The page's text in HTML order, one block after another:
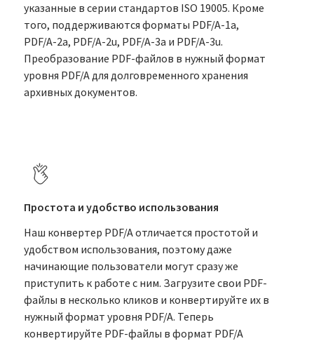
указанные в серии стандартов ISO 19005. Кроме
того, поддерживаются форматы PDF/A-1a,
PDF/A-2a, PDF/A-2u, PDF/A-3a и PDF/A-3u.
Преобразование PDF-файлов в нужный формат
уровня PDF/A для долговременного хранения
архивных документов.
Простота и удобство использования
Наш конвертер PDF/A отличается простотой и
удобством использования, поэтому даже
начинающие пользователи могут сразу же
приступить к работе с ним. Загрузите свои PDF-
файлы в несколько кликов и конвертируйте их в
нужный формат уровня PDF/A. Теперь
конвертируйте PDF-файлы в формат PDF/A